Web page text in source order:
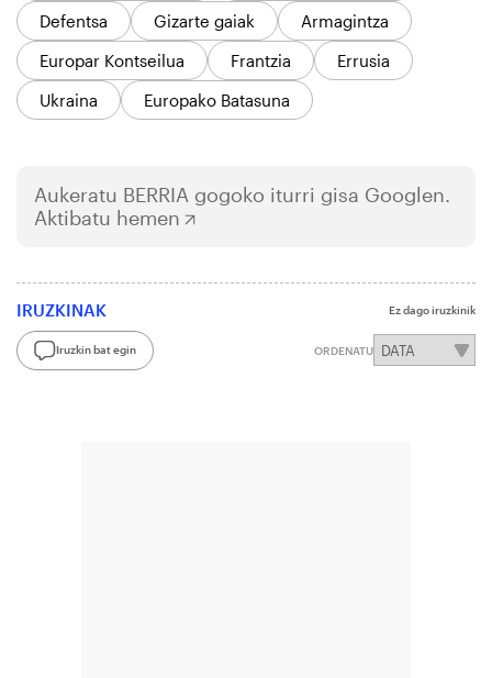
Defentsa Gizarte gaiak
Armagintza
Europar Kontseilua
Frantzia
Errusia
Ukraina
Europako Batasuna
Aukeratu BERRIA gogoko iturri gisa Googlen.
Aktibatu hemen
IRUZKINAK Ez dago iruzkinik
Iruzkin bat egin ORDENATU